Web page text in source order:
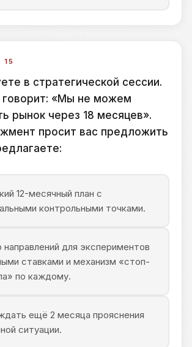
в стратегической сессии.
говорит: «Мы не можем
рынок через 18 месяцев».
просит вас предложить
12-месячный план с
контрольными точками.
для экспериментов
ставками и механизм «стоп-
по каждому.
ещё 2 месяца прояснения
ситуации.